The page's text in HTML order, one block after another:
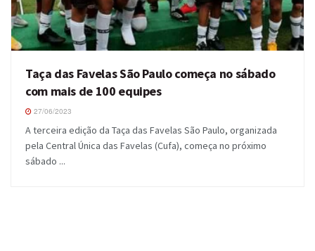
Taça das Favelas São Paulo começa no sábado
com mais de 100 equipes
27/06/2023
A terceira edição da Taça das Favelas São Paulo, organizada
pela Central Única das Favelas (Cufa), começa no próximo
sábado ...